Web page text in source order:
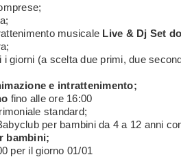
musicale Live & Dj Set
i giorni (a scelta due primi, due
e intrattenimento;
fino alle ore 16:00
standard;
per bambini da 4 a 12 anni
bambini;
per il giorno 01/01